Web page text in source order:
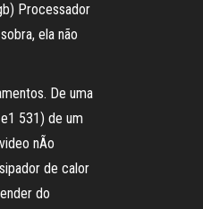
Processador
ela não
De uma
531) de um
nÃo
de calor
do